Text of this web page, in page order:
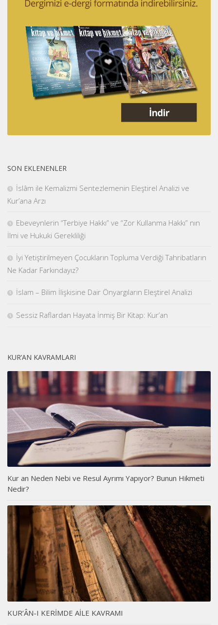
SON EKLENENLER
İslâm ile Kemalizmi Sentezlemenin Eleştirel Analizi ve
Kur’ana Arzı
Ebeveynlerin “Terbiye Hakkı” ve “Zor Kullanma Hakkı” nın
İlmi ve Hukuki Gerekliliği
İyi Yetiştirilmeyen Çocukların Topluma Verdiği Tahribatların
Ne Kadar Farkındayız?
İslam – Bilim İlişkisine Dair Önyargıların Eleştirel Analizi
Sessiz Raflardan Hayata İnmiş Bir Kitap: Kur’an
KUR’AN KAVRAMLARI
Kur an Neden Nebi ve Resul Ayrımı Yapıyor? Bunun Hikmeti
Nedir?
KUR’ÂN-I KERİMDE AİLE KAVRAMI